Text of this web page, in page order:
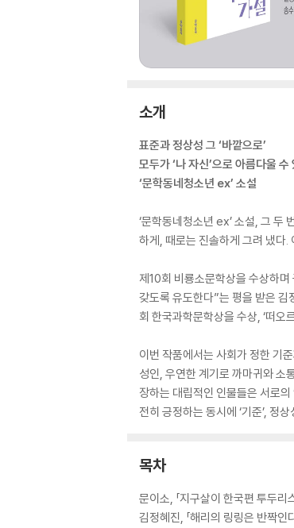
소개
표준과 정상성 그 ‘바깥으로’
모두가 ‘나 자신’으로 아름다울 수
‘문학동네청소년 ex’ 소설
‘문학동네청소년 ex’ 소설, 그 두
하게, 때로는 진솔하게 그려 냈다
제10회 비룡소문학상을 수상하며
갖도록 유도한다”는 평을 받은 김
회 한국과학문학상을 수상, ‘떠오
이번 작품에서는 사회가 정한 기
성인, 우연한 계기로 까마귀와 소
장하는 대립적인 인물들은 서로
전히 긍정하는 동시에 ‘기준’, 정
목차
문이소, 「지구살이 한국편 투두리
김정혜진, 「해리의 링링은 반짝인